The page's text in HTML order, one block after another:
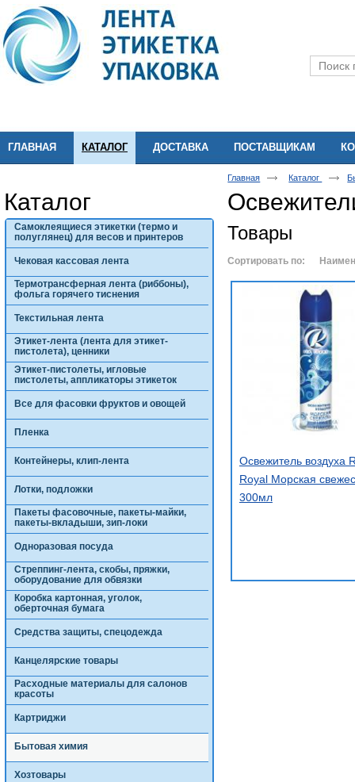
ГЛАВНАЯ КАТАЛОГ ДОСТАВКА ПОСТАВЩИКАМ
Каталог
Самоклеящиеся этикетки (термо и
полуглянец) для весов и принтеров
Чековая кассовая лента
Термотрансферная лента (риббоны),
фольга горячего тиснения
Текстильная лента
Этикет-лента (лента для этикет-
пистолета), ценники
Этикет-пистолеты, игловые
пистолеты, аппликаторы этикеток
Все для фасовки фруктов и овощей
Пленка
Контейнеры, клип-лента
Лотки, подложки
Пакеты фасовочные, пакеты-майки,
пакеты-вкладыши, зип-локи
Одноразовая посуда
Стреппинг-лента, скобы, пряжки,
оборудование для обвязки
Коробка картонная, уголок,
оберточная бумага
Средства защиты, спецодежда
Канцелярские товары
Расходные материалы для салонов
красоты
Картриджи
Бытовая химия
Хозтовары
Главная Каталог
Товары
Сортировать по:
Освежитель воздуха
Royal Морская
300мл